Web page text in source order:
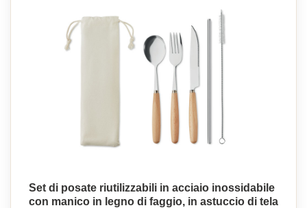
Set di posate riutilizzabili in acciaio inossidabile
con manico in legno di faggio, in astuccio di tela